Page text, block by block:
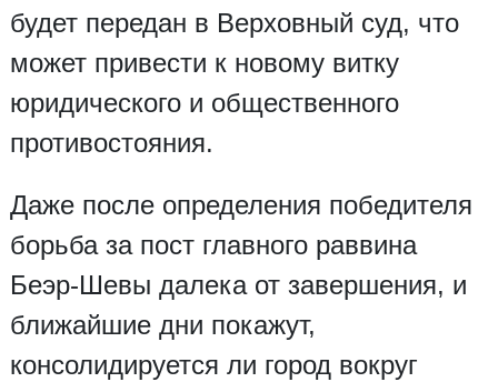
будет передан в Верховный суд, что
может привести к новому витку
юридического и общественного
противостояния.
Даже после определения победителя
борьба за пост главного раввина
Беэр-Шевы далека от завершения, и
ближайшие дни покажут,
консолидируется ли город вокруг